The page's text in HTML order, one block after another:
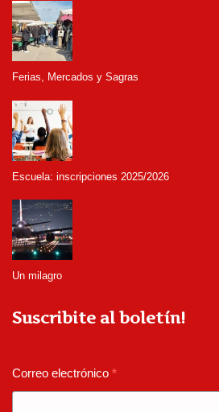
Ferias, Mercados y Sagras
Escuela: inscripciones 2025/2026
Un milagro
Suscribite al boletín!
Correo electrónico *